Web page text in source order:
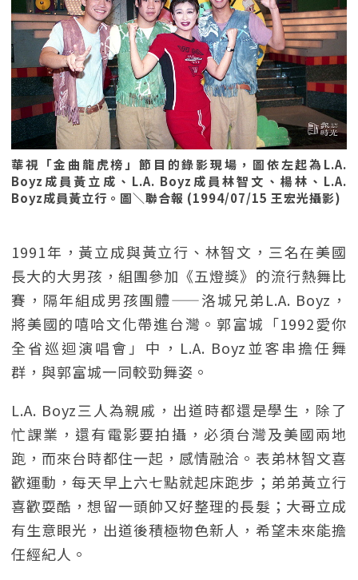
華視「金曲龍虎榜」節目的錄影現場，圖依左起為L.A.
Boyz成員黃立成、L.A. Boyz成員林智文、楊林、L.A.
Boyz成員黃立行。圖＼聯合報 (1994/07/15 王宏光攝影)
1991年，黃立成與黃立行、林智文，三名在美國
長大的大男孩，組團參加《五燈獎》的流行熱舞比
賽，隔年組成男孩團體——洛城兄弟L.A. Boyz，
將美國的嘻哈文化帶進台灣。郭富城「1992愛你
全省巡迴演唱會」中，L.A. Boyz並客串擔任舞
群，與郭富城一同較勁舞姿。
L.A. Boyz三人為親戚，出道時都還是學生，除了
忙課業，還有電影要拍攝，必須台灣及美國兩地
跑，而來台時都住一起，感情融洽。表弟林智文喜
歡運動，每天早上六七點就起床跑步；弟弟黃立行
喜歡耍酷，想留一頭帥又好整理的長髮；大哥立成
有生意眼光，出道後積極物色新人，希望未來能擔
任經紀人。